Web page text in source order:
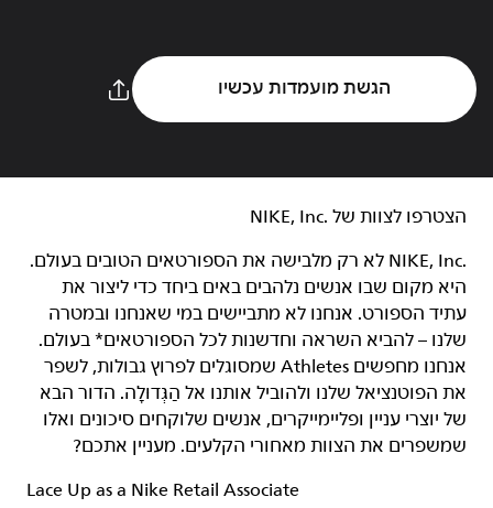
הגשת מועמדות עכשיו
הצטרפו לצוות של NIKE, Inc.‎‏
NIKE, Inc.‎ לא רק מלבישה את הספורטאים הטובים בעולם.
היא מקום שבו אנשים נלהבים באים ביחד כדי ליצור את
עתיד הספורט. אנחנו לא מתביישים במי שאנחנו ובמטרה
שלנו – להביא השראה וחדשנות לכל הספורטאים* בעולם.
אנחנו מחפשים Athletes שמסוגלים לפרוץ גבולות, לשפר
את הפוטנציאל שלנו ולהוביל אותנו אל הַגְּדוּלָה. הדור הבא
של יוצרי עניין ופליימייקרים, אנשים שלוקחים סיכונים ואלו
שמשפרים את הצוות מאחורי הקלעים. מעניין אתכם?
Lace Up as a Nike Retail Associate